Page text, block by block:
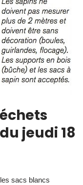
jeudi 18
sacs blancs